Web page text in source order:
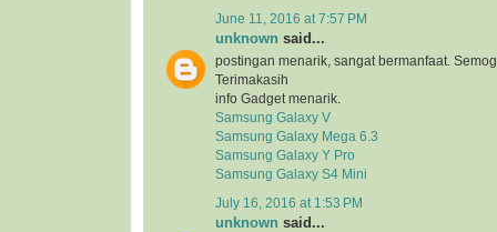
June 11, 2016 at 7:57 PM
unknown said...
postingan menarik, sangat bermanfaat.
Terimakasih
info Gadget menarik.
Samsung Galaxy V
Samsung Galaxy Mega 6.3
Samsung Galaxy Y Pro
Samsung Galaxy S4 Mini
July 16, 2016 at 1:53 PM
unknown said...